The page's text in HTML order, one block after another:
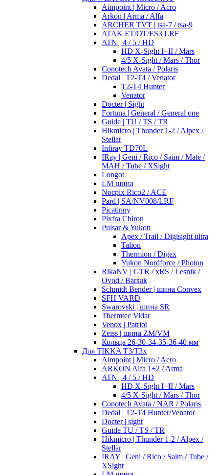
Aimpoint | Micro / Acro
Arkon | Arma / Alfa
ARCHER TVT | tsa-7 / tsa-9
ATAK ET/OT/ES3 LRF
ATN | 4 / 5 / HD
HD X-Sight I+II / Mars
4/5 X-Sight / Mars / Thor
Conotech Avata / Polaris
Dedal | T2-T4 / Venator
T2-T4 Hunter
Venator
Docter | Sight
Fortuna | General / General one
Guide | TU / TS / TR
Hikmicro | Thunder 1-2 / Alpex /
Stellar
Infiray TD70L
IRay | Geni / Rico / Saim / Mate /
MAH / Tube / XSight
Longot
LM шина
Nocpix Rico2 / ACE
Pard | SA/NV008/LRF
Picatinny
Pixfra Chiron
Pulsar & Yukon
Apex / Trail / Digisight ultra
Talion
Thermion / Digex
Yukon Nordforce / Photon
RikaNV | GTR / xRS / Lesnik /
Ovod / Barsuk
Schmidt Bender | шина Convex
SFH VARD
Swarovski | шина SR
Thermtec Vidar
Venox | Patriot
Zeiss | шина ZM/VM
Кольца 26-30-34-35-36-40 мм
Для TIKKA T3/T3x
Aimpoint | Micro / Acro
ARKON Alfa 1+2 / Arma
ATN | 4 / 5 / HD
HD X-Sight I+II / Mars
4/5 X-Sight / Mars / Thor
Conotech Avata / NAR / Polaris
Dedal | T2-T4 Hunter/Venator
Docter | sight
Guide TU / TS / TR
Hikmicro | Thunder 1-2 / Alpex /
Stellar
IRAY | Geni / Rico / Saim / Tube /
XSight